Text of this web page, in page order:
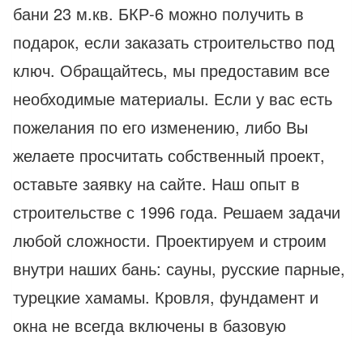
бани 23 м.кв. БКР-6 можно получить в
подарок, если заказать строительство под
ключ. Обращайтесь, мы предоставим все
необходимые материалы. Если у вас есть
пожелания по его изменению, либо Вы
желаете просчитать собственный проект,
оставьте заявку на сайте. Наш опыт в
строительстве с 1996 года. Решаем задачи
любой сложности. Проектируем и строим
внутри наших бань: сауны, русские парные,
турецкие хамамы. Кровля, фундамент и
окна не всегда включены в базовую